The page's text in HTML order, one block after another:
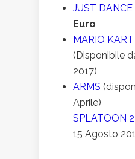
JUST DANCE
Euro
MARIO
(Disponibile
2017)
ARMS
Aprile)
SPLATOON 2
15 Agosto